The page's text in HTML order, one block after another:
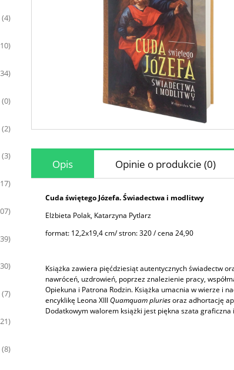
(4)
(0)
(2)
(3)
(7)
(8)
Opis Opinie o produkcie (0)
Cuda świętego Józefa. Świadectwa i modlitwy
Elżbieta Polak, Katarzyna Pytlarz
format: 12,2x19,4 cm/ stron: 320 / cena 24,90
Książka zawiera pięćdziesiąt autentycznych świadectw
nawróceń, uzdrowień, poprzez znalezienie pracy,
Opiekuna i Patrona Rodzin. Książka umacnia w wierze i
encyklikę Leona XIIIQuamquam pluriesoraz adhortację
Dodatkowym walorem książki jest piękna szata